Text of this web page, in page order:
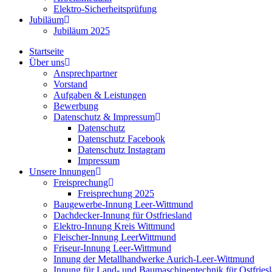
Elektro-Sicherheitsprüfung
Jubiläum
Jubiläum 2025
Startseite
Über uns
Ansprechpartner
Vorstand
Aufgaben & Leistungen
Bewerbung
Datenschutz & Impressum
Datenschutz
Datenschutz Facebook
Datenschutz Instagram
Impressum
Unsere Innungen
Freisprechung
Freisprechung 2025
Baugewerbe-Innung Leer-Wittmund
Dachdecker-Innung für Ostfriesland
Elektro-Innung Kreis Wittmund
Fleischer-Innung LeerWittmund
Friseur-Innung Leer-Wittmund
Innung der Metallhandwerke Aurich-Leer-Wittmund
Innung für Land- und Baumaschinentechnik für